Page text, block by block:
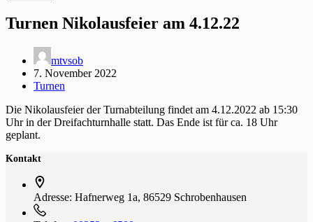
Turnen Nikolausfeier am 4.12.22
mtvsob
7. November 2022
Turnen
Die Nikolausfeier der Turnabteilung findet am 4.12.2022 ab 15:30
Uhr in der Dreifachturnhalle statt. Das Ende ist für ca. 18 Uhr
geplant.
Kontakt
Adresse: Hafnerweg 1a, 86529 Schrobenhausen